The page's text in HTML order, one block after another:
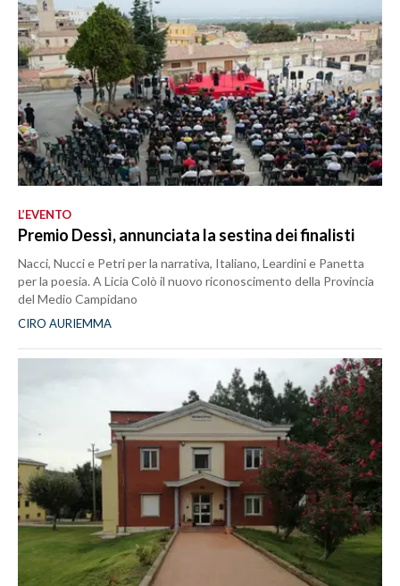
L’EVENTO
Premio Dessì, annunciata la sestina dei finalisti
Nacci, Nucci e Petri per la narrativa, Italiano, Leardini e Panetta
per la poesia. A Licia Colò il nuovo riconoscimento della Provincia
del Medio Campidano
CIRO AURIEMMA